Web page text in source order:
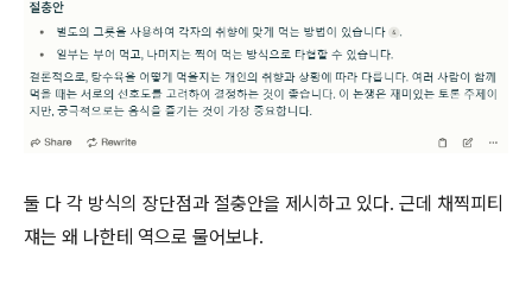
둘 다 각 방식의 장단점과 절충안을 제시하고 있다. 근데 채찍피티
쟤는 왜 나한테 역으로 물어보냐.